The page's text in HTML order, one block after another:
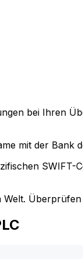
bei Ihren
mit der Bank
SWIFT-